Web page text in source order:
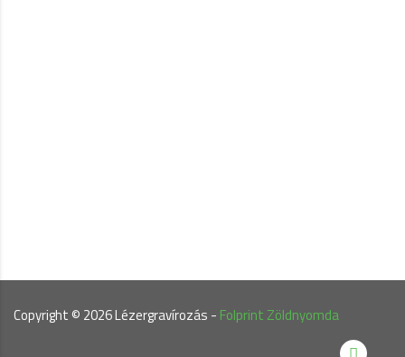
Copyright © 2026Lézergravírozás - Folprint Zöldnyomda